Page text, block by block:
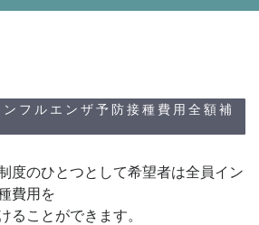
フルエンザ予防接種費用全額補
度のひとつとして希望者は全員イン
費用を
ることができます。